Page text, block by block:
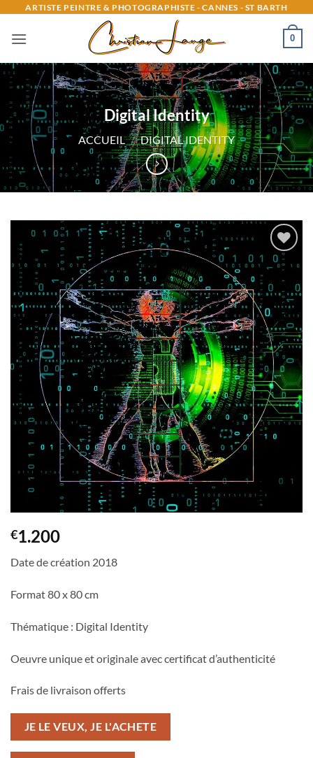
Passer
contenu
ARTISTE PEINTRE & PHOTOGRAPHISTE - CANNES - ST BARTH
0
Digital Identity
ACCUEIL / DIGITAL IDENTITY
Ajouter
liste
d’envies
€1.200
Date de création 2018
Format 80 x 80 cm
Thématique : Digital Identity
Oeuvre unique et originale avec certificat d’authenticité
Frais de livraison offerts
JE LE VEUX, JE L'ACHETE